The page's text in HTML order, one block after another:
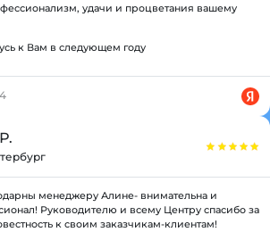
удачи и процветания вашему
к Вам в следующем году
менеджеру Алине- внимательна и
Руководителю и всему Центру спасибо за
к своим заказчикам-клиентам!